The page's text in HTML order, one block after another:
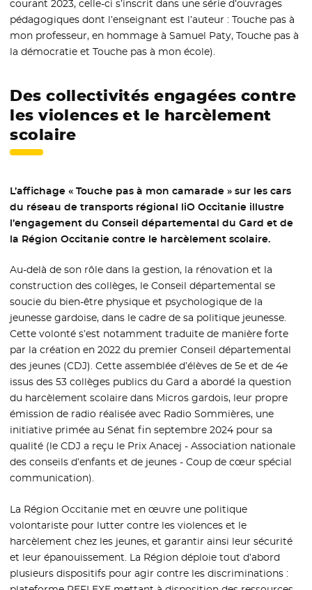
courant 2023, celle-ci s’inscrit dans une série d’ouvrages
pédagogiques dont l’enseignant est l’auteur : Touche pas à
mon professeur, en hommage à Samuel Paty, Touche pas à
la démocratie et Touche pas à mon école).
Des collectivités engagées contre
les violences et le harcèlement
scolaire
L’affichage « Touche pas à mon camarade » sur les cars
du réseau de transports régional liO Occitanie illustre
l’engagement du Conseil départemental du Gard et de
la Région Occitanie contre le harcèlement scolaire.
Au-delà de son rôle dans la gestion, la rénovation et la
construction des collèges, le Conseil départemental se
soucie du bien-être physique et psychologique de la
jeunesse gardoise, dans le cadre de sa politique jeunesse.
Cette volonté s’est notamment traduite de manière forte
par la création en 2022 du premier Conseil départemental
des jeunes (CDJ). Cette assemblée d’élèves de 5e et de 4e
issus des 53 collèges publics du Gard a abordé la question
du harcèlement scolaire dans Micros gardois, leur propre
émission de radio réalisée avec Radio Sommières, une
initiative primée au Sénat fin septembre 2024 pour sa
qualité (le CDJ a reçu le Prix Anacej - Association nationale
des conseils d’enfants et de jeunes - Coup de cœur spécial
communication).
La Région Occitanie met en œuvre une politique
volontariste pour lutter contre les violences et le
harcèlement chez les jeunes, et garantir ainsi leur sécurité
et leur épanouissement. La Région déploie tout d’abord
plusieurs dispositifs pour agir contre les discriminations :